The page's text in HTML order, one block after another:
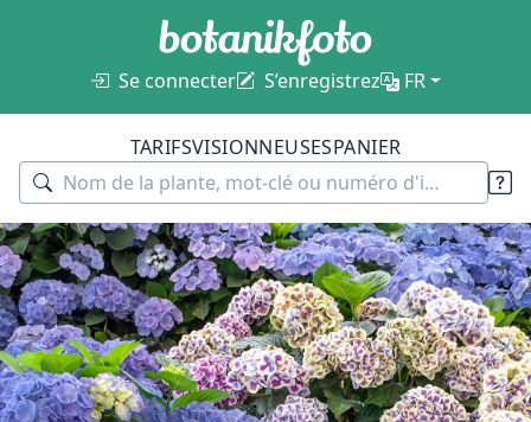
Se connecter S’enregistrez FR
TARIFSVISIONNEUSESPANIER